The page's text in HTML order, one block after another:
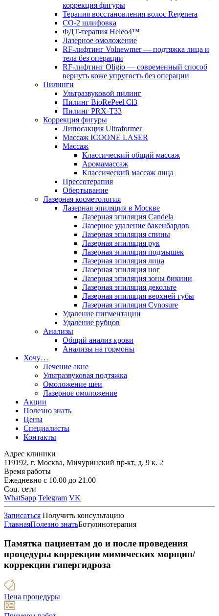
коррекция фигуры
Терапия восстановления волос Regenera
CO-2 шлифовка
ФДТ-терапия Heleo4™
Лазерное омоложение
RF-лифтинг Volnewmer — подтяжка лица и
тела без операции
RF-лифтинг Oligio — современный способ
вернуть коже упругость без операции
Пилинги
Ультразвуковой пилинг
Пилинг BioRePeel Cl3
Пилинг PRX-T33
Коррекция фигуры
Липосакция Ultraformer
Массаж ICOONE LASER
Массаж
Классический общий массаж
Аромамассаж
Классический массаж лица
Прессотерапия
Обертывание
Лазерная косметология
Лазерная эпиляция в Москве
Лазерная эпиляция Candela
Лазерное удаление бакенбардов
Лазерная эпиляция спины
Лазерная эпиляция рук
Лазерная эпиляция подмышек
Лазерная эпиляция лица
Лазерная эпиляция ног
Лазерная эпиляция зоны бикини
Лазерная эпиляция декольте
Лазерная эпиляция верхней губы
Лазерная эпиляция Cynosure
Удаление пигментации
Удаление рубцов
Анализы
Общий анализ крови
Анализы на гормоны
Хочу…
Лечение акне
Ультразвуковая подтяжка
Омоложение шеи
Лазерное омоложение
Акции
Полезно знать
Цены
Специалисты
Контакты
Адрес клиники
119192, г. Москва, Мичуринский пр-кт, д. 9 к. 2
Время работы
Ежедневно с 10.00 до 21.00
Соц. сети
WhatSapp Telegram VK
Записаться Получить консультацию
ГлавнаяПолезно знатьБотулинотерапия
Памятка пациентам до и после проведения
процедуры коррекции мимических морщин/
коррекции гипергидроза
Цена процедуры